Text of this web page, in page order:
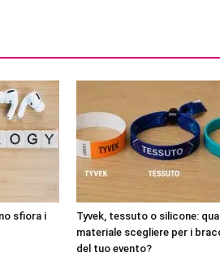
sfiora i
Tyvek, tessuto o silicone:
materiale scegliere per i
del tuo evento?